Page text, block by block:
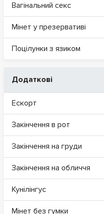
Вагінальний секс
Мінет у презервативі
Поцілунки з язиком
Додаткові
Ескорт
Закінчення в рот
Закінчення на груди
Закінчення на обличчя
Кунілінгус
Мінет без гумки